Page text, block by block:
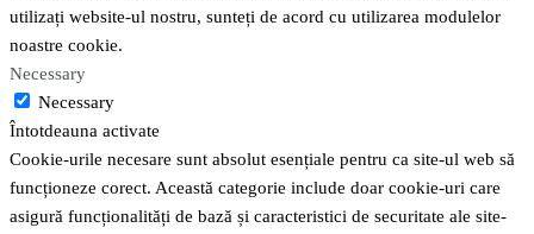
utilizați website-ul nostru, sunteți de acord cu utilizarea modulelor
noastre cookie.
Necessary
Necessary
Întotdeauna activate
Cookie-urile necesare sunt absolut esențiale pentru ca site-ul web să
funcționeze corect. Această categorie include doar cookie-uri care
asigură funcționalități de bază și caracteristici de securitate ale site-